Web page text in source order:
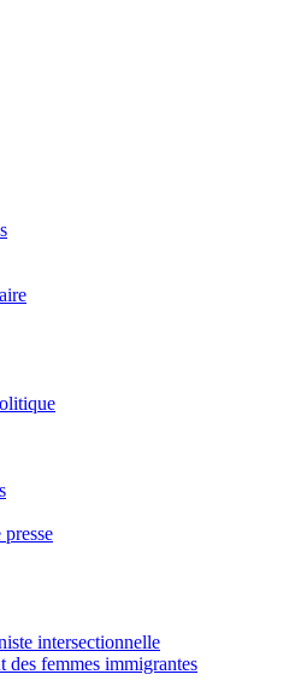
intersectionnelle
des femmes immigrantes